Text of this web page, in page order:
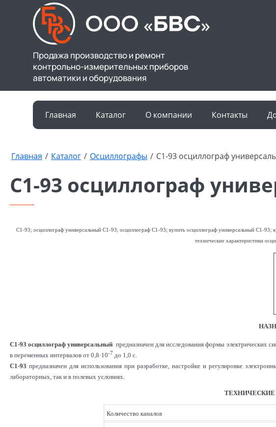
Продажа производство и ремонт
контрольно-измерительных приборов
автоматики и оборудования
Главная Каталог О компании Контакты
Главная / Каталог / Осциллографы / С1-93 осциллограф
С1-93 осциллограф
С1-93; осциллограф универсальный С1-93; осциллограф С1-93; купить осциллограф универсальный С1-
технические характеристики
C1-93осциллограф универсальный предназначен для исследования формы электрических
в переменных интервалов от 0,8·10-7 до 1,0 с.
С1-93 предназначен для использования при разработке, настройке и регулировке
лабораторных, так и в полевых условиях.
ТЕХНИЧЕСКИЕ
Количество каналов